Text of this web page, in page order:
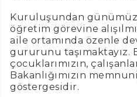
Kuruluşundan
öğretim görevine
aile ortamında özenle
gururunu
çocuklarımızın,
Bakanlığımızın
göstergesidir.